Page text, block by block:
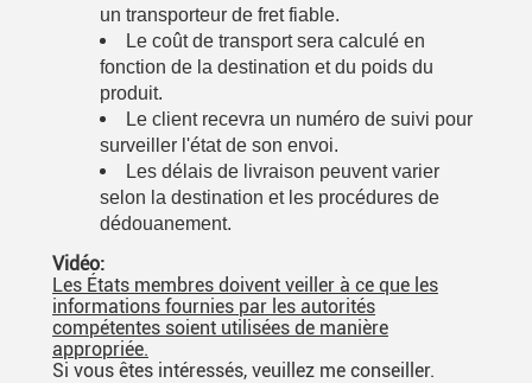
un transporteur de fret fiable.
Le coût de transport sera calculé en
fonction de la destination et du poids du
produit.
Le client recevra un numéro de suivi pour
surveiller l'état de son envoi.
Les délais de livraison peuvent varier
selon la destination et les procédures de
dédouanement.
Vidéo:
Les États membres doivent veiller à ce que les
informations fournies par les autorités
compétentes soient utilisées de manière
appropriée.
Si vous êtes intéressés, veuillez me conseiller.